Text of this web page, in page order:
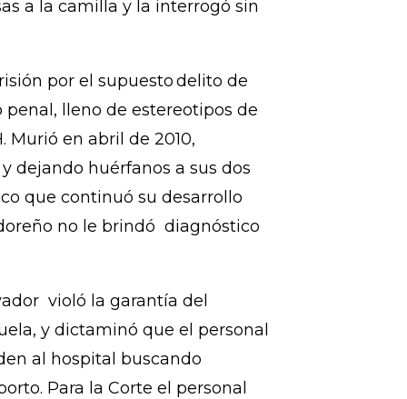
grave estado, fue
que quebrantó el secreto
“infidelidad. La Policía la
a la camilla y la interrogó sin
por el supuesto delito de
lleno de estereotipos de
en abril de 2010,
que continuó su desarrollo
no le brindó diagnóstico